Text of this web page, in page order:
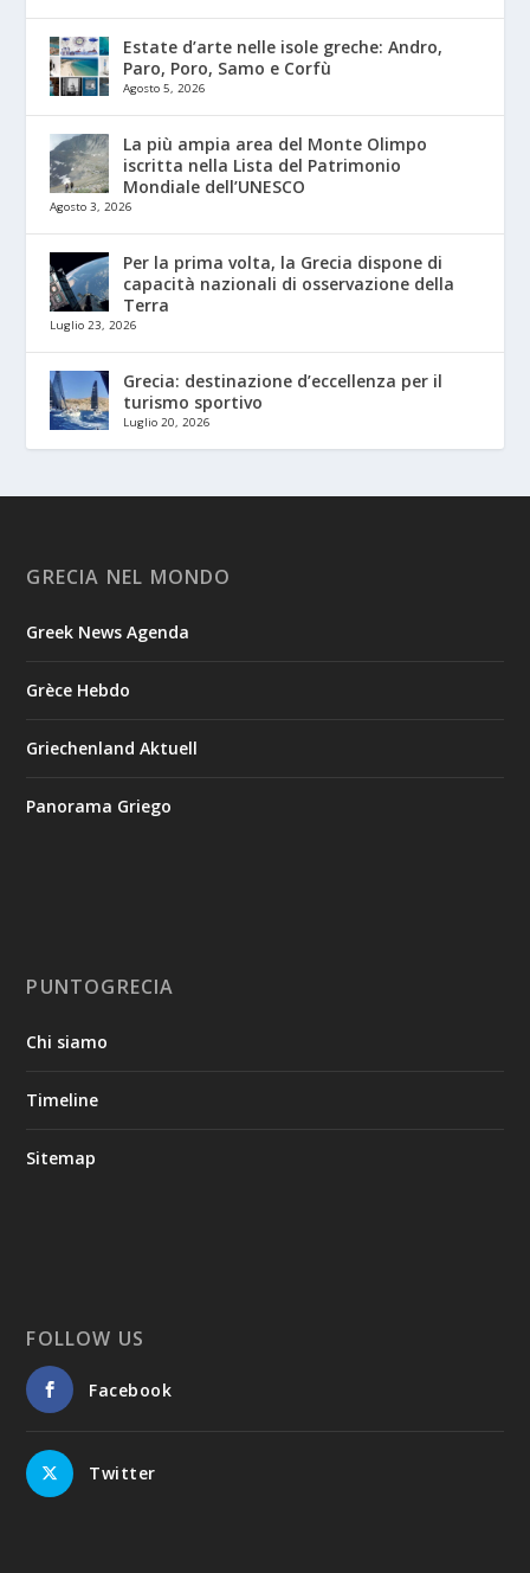
Estate d’arte nelle isole greche: Andro,
Paro, Poro, Samo e Corfù
Agosto 5, 2026
La più ampia area del Monte Olimpo
iscritta nella Lista del Patrimonio
Mondiale dell’UNESCO
Agosto 3, 2026
Per la prima volta, la Grecia dispone di
capacità nazionali di osservazione della
Terra
Luglio 23, 2026
Grecia: destinazione d’eccellenza per il
turismo sportivo
Luglio 20, 2026
GRECIA NEL MONDO
Greek News Agenda
Grèce Hebdo
Griechenland Aktuell
Panorama Griego
PUNTOGRECIA
Chi siamo
Timeline
Sitemap
FOLLOW US
Facebook
Twitter